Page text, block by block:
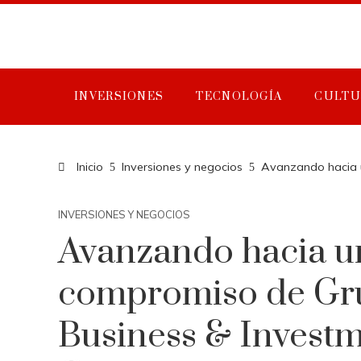
INVERSIONES TECNOLOGÍA
Inicio Inversiones y negocios Avanzando hacia
INVERSIONES Y NEGOCIOS
Avanzando hacia
compromiso de
Business &